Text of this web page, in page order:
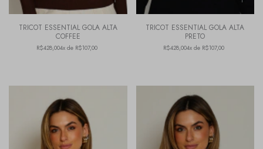
TRICOT ESSENTIAL GOLA ALTA
COFFEE
R$428,004x de R$107,00
TRICOT ESSENTIAL GOLA ALTA
PRETO
R$428,004x de R$107,00